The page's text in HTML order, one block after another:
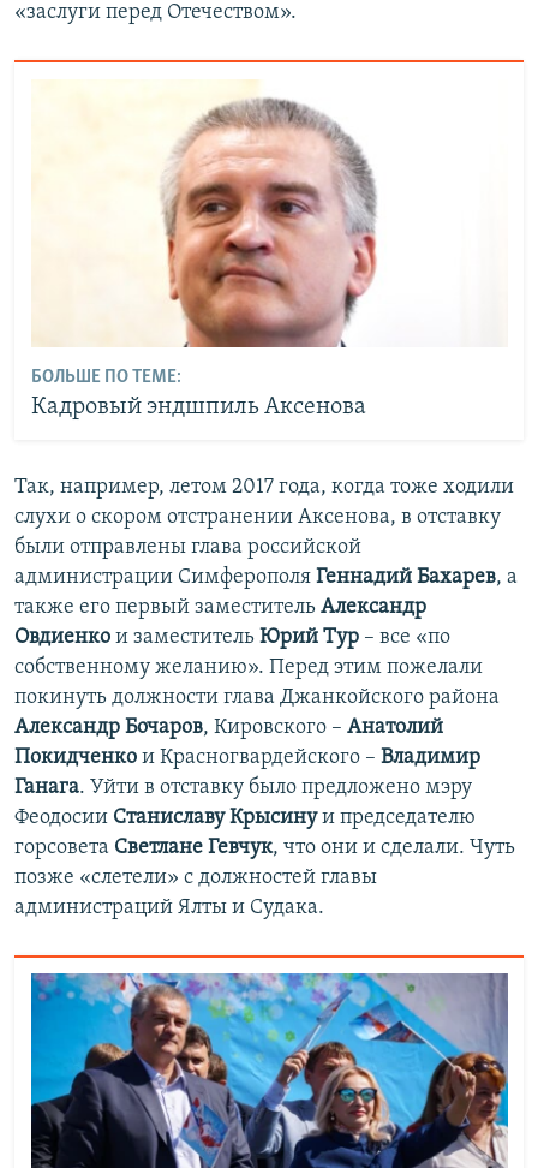
«заслуги перед Отечеством».
БОЛЬШЕ ПО ТЕМЕ:
Кадровый эндшпиль Аксенова
Так, например, летом 2017 года, когда тоже ходили
слухи о скором отстранении Аксенова, в отставку
были отправлены глава российской
администрации Симферополя Геннадий Бахарев, а
также его первый заместитель Александр
Овдиенко и заместитель Юрий Тур – все «по
собственному желанию». Перед этим пожелали
покинуть должности глава Джанкойского района
Александр Бочаров, Кировского – Анатолий
Покидченко и Красногвардейского – Владимир
Ганага. Уйти в отставку было предложено мэру
Феодосии Станиславу Крысинуи председателю
горсовета Светлане Гевчук, что они и сделали. Чуть
позже «слетели» с должностей главы
администраций Ялты и Судака.